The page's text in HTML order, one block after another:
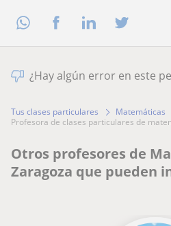
¿Hay algún error en este
Tus clases particulares Matemáticas
profesora de clases particulares de
Otros profesores de
Zaragoza que pueden